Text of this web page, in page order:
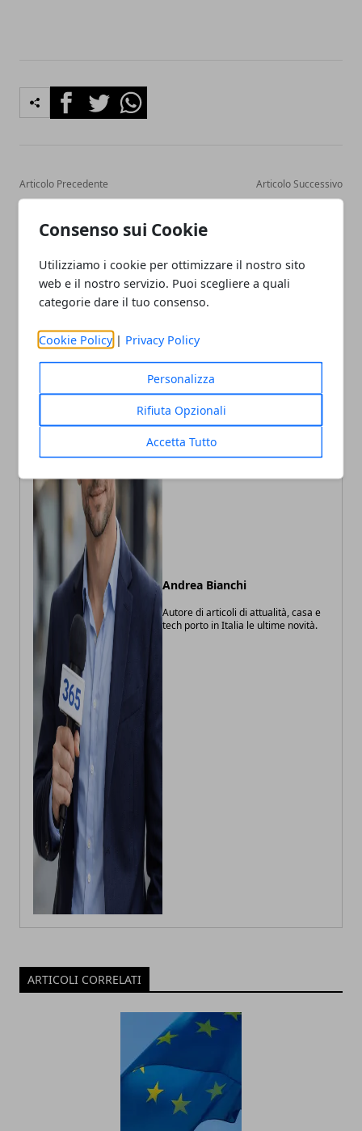
Consenso sui Cookie
Utilizziamo i cookie per ottimizzare il nostro sito
web e il nostro servizio. Puoi scegliere a quali
categorie dare il tuo consenso.
Cookie Policy | Privacy Policy
Personalizza
Rifiuta Opzionali
Accetta Tutto
FacebookTwitterWhatsapp
Articolo Precedente
PIAO Regione Piemonte
2025–2027: aperta la fase
delle osservazioni
Articolo Successivo
Percorsi di Formazione
Andrea Bianchi
Autore di articoli di attualità, casa e
tech porto in Italia le ultime novità.
ARTICOLI CORRELATI